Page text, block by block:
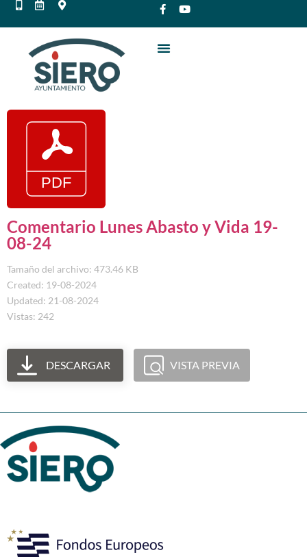
Comentario Lunes Abasto y Vida 19-
08-24
Tamaño del archivo: 473.46 KB
Created: 19-08-2024
Updated: 21-08-2024
Vistas: 242
DESCARGAR VISTA PREVIA